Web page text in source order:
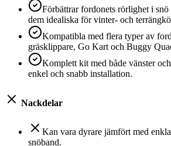
Förbättrar fordonets rörlighet i
dem idealiska för vinter- och
Kompatibla med flera typer av
gräsklippare, Go Kart och Buggy
Komplett kit med både vänster
enkel och snabb installation.
Nackdelar
Kan vara dyrare jämfört med
snöband.